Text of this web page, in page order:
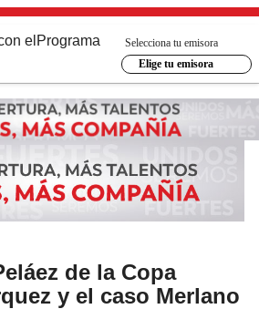
el Programa
Selecciona tu emisora
Elige tu emisora
de la Copa
y el caso Merlano